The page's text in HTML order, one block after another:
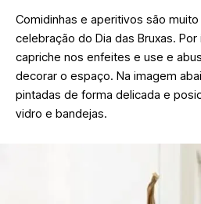
Comidinhas e aperitivos são
celebração do Dia das Bruxas.
capriche nos enfeites e use e
decorar o espaço. Na imagem
pintadas de forma delicada e
vidro e bandejas.